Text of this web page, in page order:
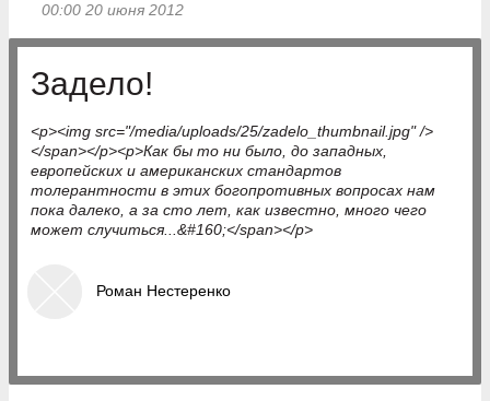
00:00 20 июня 2012
Задело!
<p><img src="/media/uploads/25/zadelo_thumbnail.jpg" />
</span></p><p>Как бы то ни было, до западных,
европейских и американских стандартов
толерантности в этих богопротивных вопросах нам
пока далеко, а за сто лет, как известно, много чего
может случиться...&#160;</span></p>
Роман Нестеренко